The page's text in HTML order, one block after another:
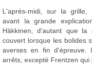
L'après-midi, sur la grille,
avant la grande
Häkkinen, d'autant que
couvert lorsque les bolides
averses en fin d'épreuve.
arrêts, excepté Frentzen qui